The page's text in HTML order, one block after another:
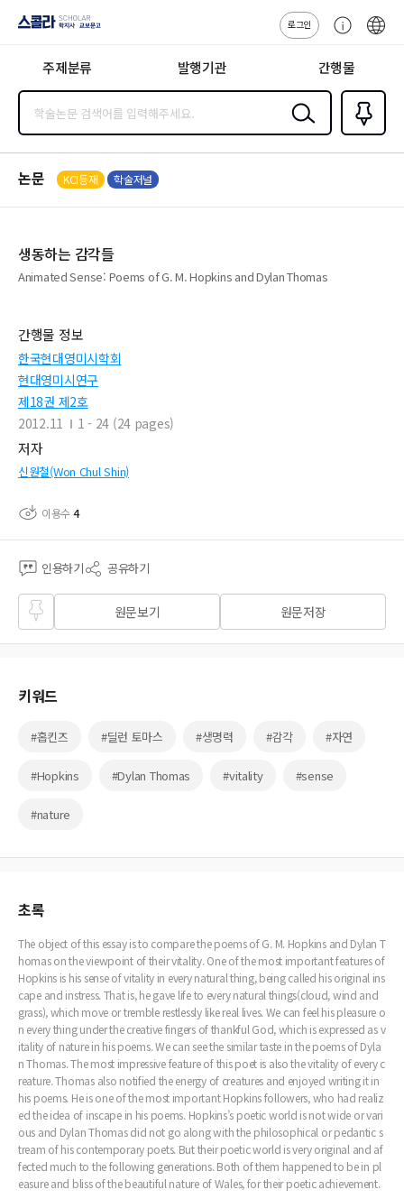
지사·교보문고
로그인
센
주제분류 발행기관 간행물
검색
즐겨찾
기0
논문 KCI등재 학술저널
생동하는 감각들
Animated Sense: Poems of G. M. Hopkins and Dylan Thomas
간행물 정보
한국현대영미시학회
현대영미시연구
제18권 제2호
2012.11
1 - 24 (24 pages)
저자
신원철(Won Chul Shin)
이용수4
인용하기 공유하기
즐겨
찾기
원문보기 원문저장
키워드
#홉킨즈 #딜런 토마스 #생명력 #감각 #자연
#Hopkins #Dylan Thomas #vitality #sense
#nature
초록
The object of this essay is to compare the poems of G. M. Hopkins and Dylan T
homas on the viewpoint of their vitality. One of the most important features of
Hopkins is his sense of vitality in every natural thing, being called his original ins
cape and instress. That is, he gave life to every natural things(cloud, wind and
grass), which move or tremble restlessly like real lives. We can feel his pleasure o
n every thing under the creative fingers of thankful God, which is expressed as v
itality of nature in his poems. We can see the similar taste in the poems of Dyla
n Thomas. The most impressive feature of this poet is also the vitality of every c
reature. Thomas also notified the energy of creatures and enjoyed writing it in
his poems. He is one of the most important Hopkins followers, who had realiz
ed the idea of inscape in his poems. Hopkins’s poetic world is not wide or vari
ous and Dylan Thomas did not go along with the philosophical or pedantic s
tream of his contemporary poets. But their poetic world is very original and af
fected much to the following generations. Both of them happened to be in pl
easure and bliss of the beautiful nature of Wales, for their poetic achievement.